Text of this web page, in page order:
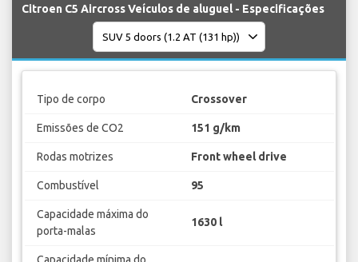
Citroen C5 Aircross Veículos de aluguel - Especificações
Tipo de corpo Crossover
Emissões de CO2 151 g/km
Rodas motrizes Front wheel drive
Combustível 95
Capacidade máxima do
porta-malas
1630 l
Capacidade mínima do